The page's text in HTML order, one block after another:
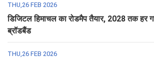
THU,26 FEB 2026
डिजिटल हिमाचल का रोडमैप तैयार, 2028 तक हर
ब्रॉडबैंड
THU,26 FEB 2026